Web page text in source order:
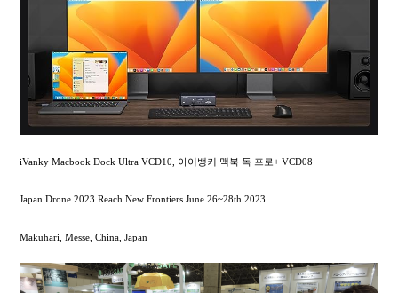
iVanky Macbook Dock Ultra VCD10, 아이뱅키 맥북 독 프로+ VCD08
Japan Drone 2023 Reach New Frontiers June 26~28th 2023
Makuhari, Messe, China, Japan